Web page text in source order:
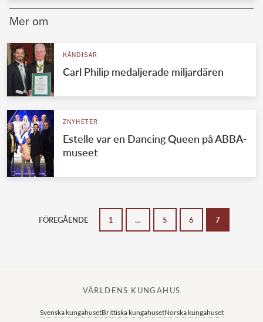
Mer om
KÄNDISAR
Carl Philip medaljerade miljardären
ZNYHETER
Estelle var en Dancing Queen på ABBA-
museet
FÖREGÅENDE 1 … 5 6 7
VÄRLDENS KUNGAHUS
Svenska kungahusetBrittiska kungahusetNorska kungahuset